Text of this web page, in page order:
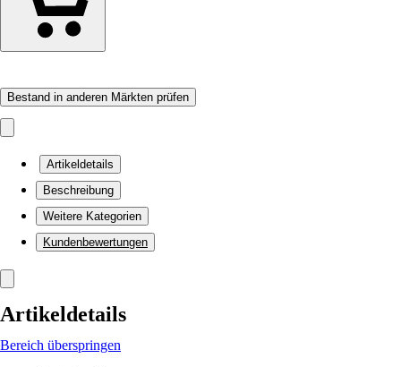
Bestand in anderen Märkten prüfen
Artikeldetails
Beschreibung
Weitere Kategorien
Kundenbewertungen
Artikeldetails
Bereich überspringen